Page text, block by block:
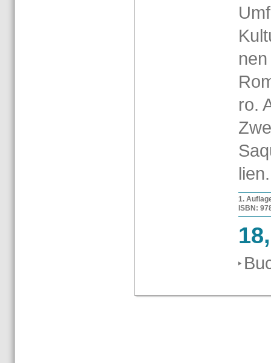
ro.
li­en.
1.
ISBN: